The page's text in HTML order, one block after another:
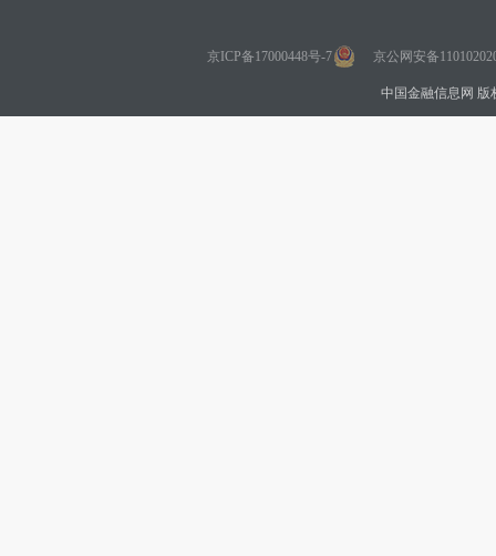
京ICP备17000448号-7 京公网安备
中国金融信息网 版